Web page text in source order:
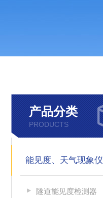
产品分类
PRODUCTS
能见度、天气现象仪
隧道能见度检测器